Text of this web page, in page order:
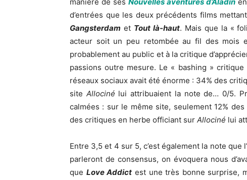
d’entrées que les deux précédents films
Gangsterdam et Tout là-haut. Mais que la «
acteur soit un peu retombée au fil des mois
probablement au public et à la critique
passions outre mesure. Le « bashing »
réseaux sociaux avait été énorme : 34% des
site Allociné lui attribuaient la note de… 0/5.
calmées : sur le même site, seulement 12%
des critiques en herbe officiant sur Allociné lui
Entre 3,5 et 4 sur 5, c’est également la note
parleront de consensus, on évoquera nous
que Love Addict est une très bonne surprise,